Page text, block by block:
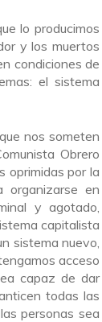
lo producimos
y los muertos
condiciones de
el sistema
nos someten
Obrero
oprimidas por la
organizarse en
y agotado,
capitalista
sistema nuevo,
acceso
capaz de dar
todas las
personas sea